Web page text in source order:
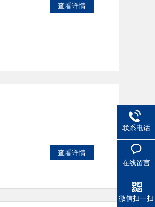
查看详情
查看详情
联系电话
在线留言
微信扫一扫